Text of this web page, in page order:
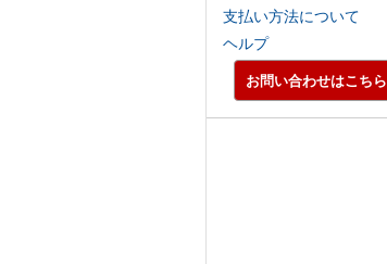
支払い方法について
ヘルプ
お問い合わせはこちら